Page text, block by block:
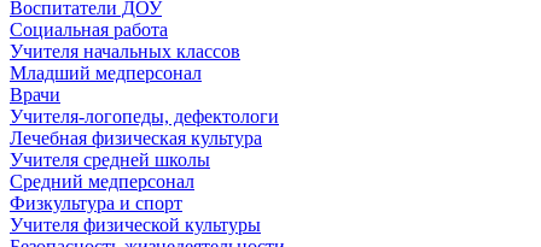
Воспитатели ДОУ
Социальная работа
Учителя начальных классов
Младший медперсонал
Врачи
Учителя-логопеды, дефектологи
Лечебная физическая культура
Учителя средней школы
Средний медперсонал
Физкультура и спорт
Учителя физической культуры